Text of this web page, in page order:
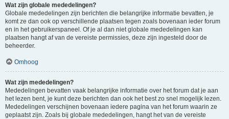
Wat zijn globale mededelingen?
Globale mededelingen zijn berichten die belangrijke informatie bevatten, je
komt ze dan ook op verschillende plaatsen tegen zoals bovenaan ieder forum
en in het gebruikerspaneel. Of je al dan niet globale mededelingen kan
plaatsen hangt af van de vereiste permissies, deze zijn ingesteld door de
beheerder.
Omhoog
Wat zijn mededelingen?
Mededelingen bevatten vaak belangrijke informatie over het forum dat je aan
het lezen bent, je kunt deze berichten dan ook het best zo snel mogelijk lezen.
Mededelingen verschijnen bovenaan iedere pagina van het forum waarin ze
geplaatst zijn. Zoals bij globale mededelingen, hangt het van de vereiste